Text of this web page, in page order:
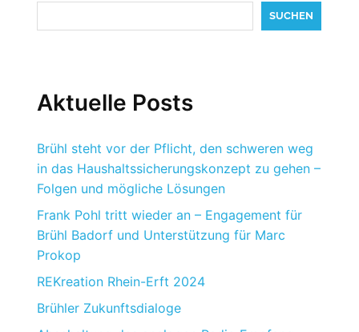
SUCHEN
Aktuelle Posts
Brühl steht vor der Pflicht, den schweren weg
in das Haushaltssicherungskonzept zu gehen –
Folgen und mögliche Lösungen
Frank Pohl tritt wieder an – Engagement für
Brühl Badorf und Unterstützung für Marc
Prokop
REKreation Rhein-Erft 2024
Brühler Zukunftsdialoge